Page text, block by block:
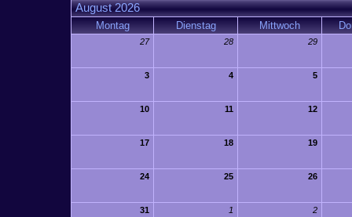
August 2026
Montag Dienstag Mittwoch
27 28 29
3 4 5
10 11 12
17 18 19
24 25 26
31 1 2